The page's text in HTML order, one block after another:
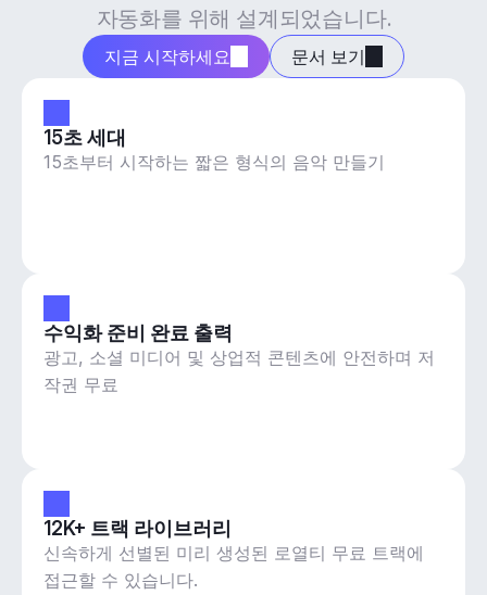
자동화를 위해 설계되었습니다.
지금 시작하세요 문서 보기
15초 세대
15초부터 시작하는 짧은 형식의 음악 만들기
수익화 준비 완료 출력
광고, 소셜 미디어 및 상업적 콘텐츠에 안전하며 저
작권 무료
12K+ 트랙 라이브러리
신속하게 선별된 미리 생성된 로열티 무료 트랙에
접근할 수 있습니다.